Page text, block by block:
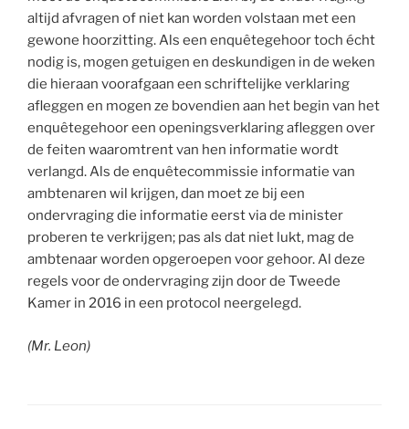
altijd afvragen of niet kan worden volstaan met een
gewone hoorzitting. Als een enquêtegehoor toch écht
nodig is, mogen getuigen en deskundigen in de weken
die hieraan voorafgaan een schriftelijke verklaring
afleggen en mogen ze bovendien aan het begin van het
enquêtegehoor een openingsverklaring afleggen over
de feiten waaromtrent van hen informatie wordt
verlangd. Als de enquêtecommissie informatie van
ambtenaren wil krijgen, dan moet ze bij een
ondervraging die informatie eerst via de minister
proberen te verkrijgen; pas als dat niet lukt, mag de
ambtenaar worden opgeroepen voor gehoor. Al deze
regels voor de ondervraging zijn door de Tweede
Kamer in 2016 in een protocol neergelegd.
(Mr. Leon)